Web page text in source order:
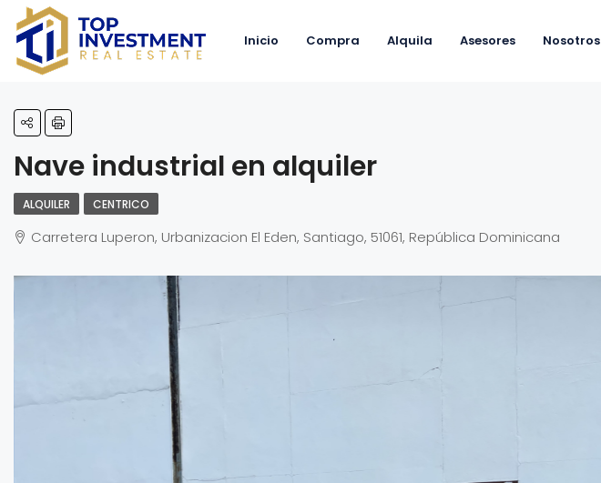
Inicio Compra Alquila Asesores Nosotros
Nave industrial en alquiler
ALQUILER CENTRICO
Carretera Luperon, Urbanizacion El Eden, Santiago, 51061, República Dominicana